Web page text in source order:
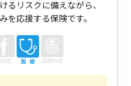
るリスクに備えながら、
を応援する保険です。